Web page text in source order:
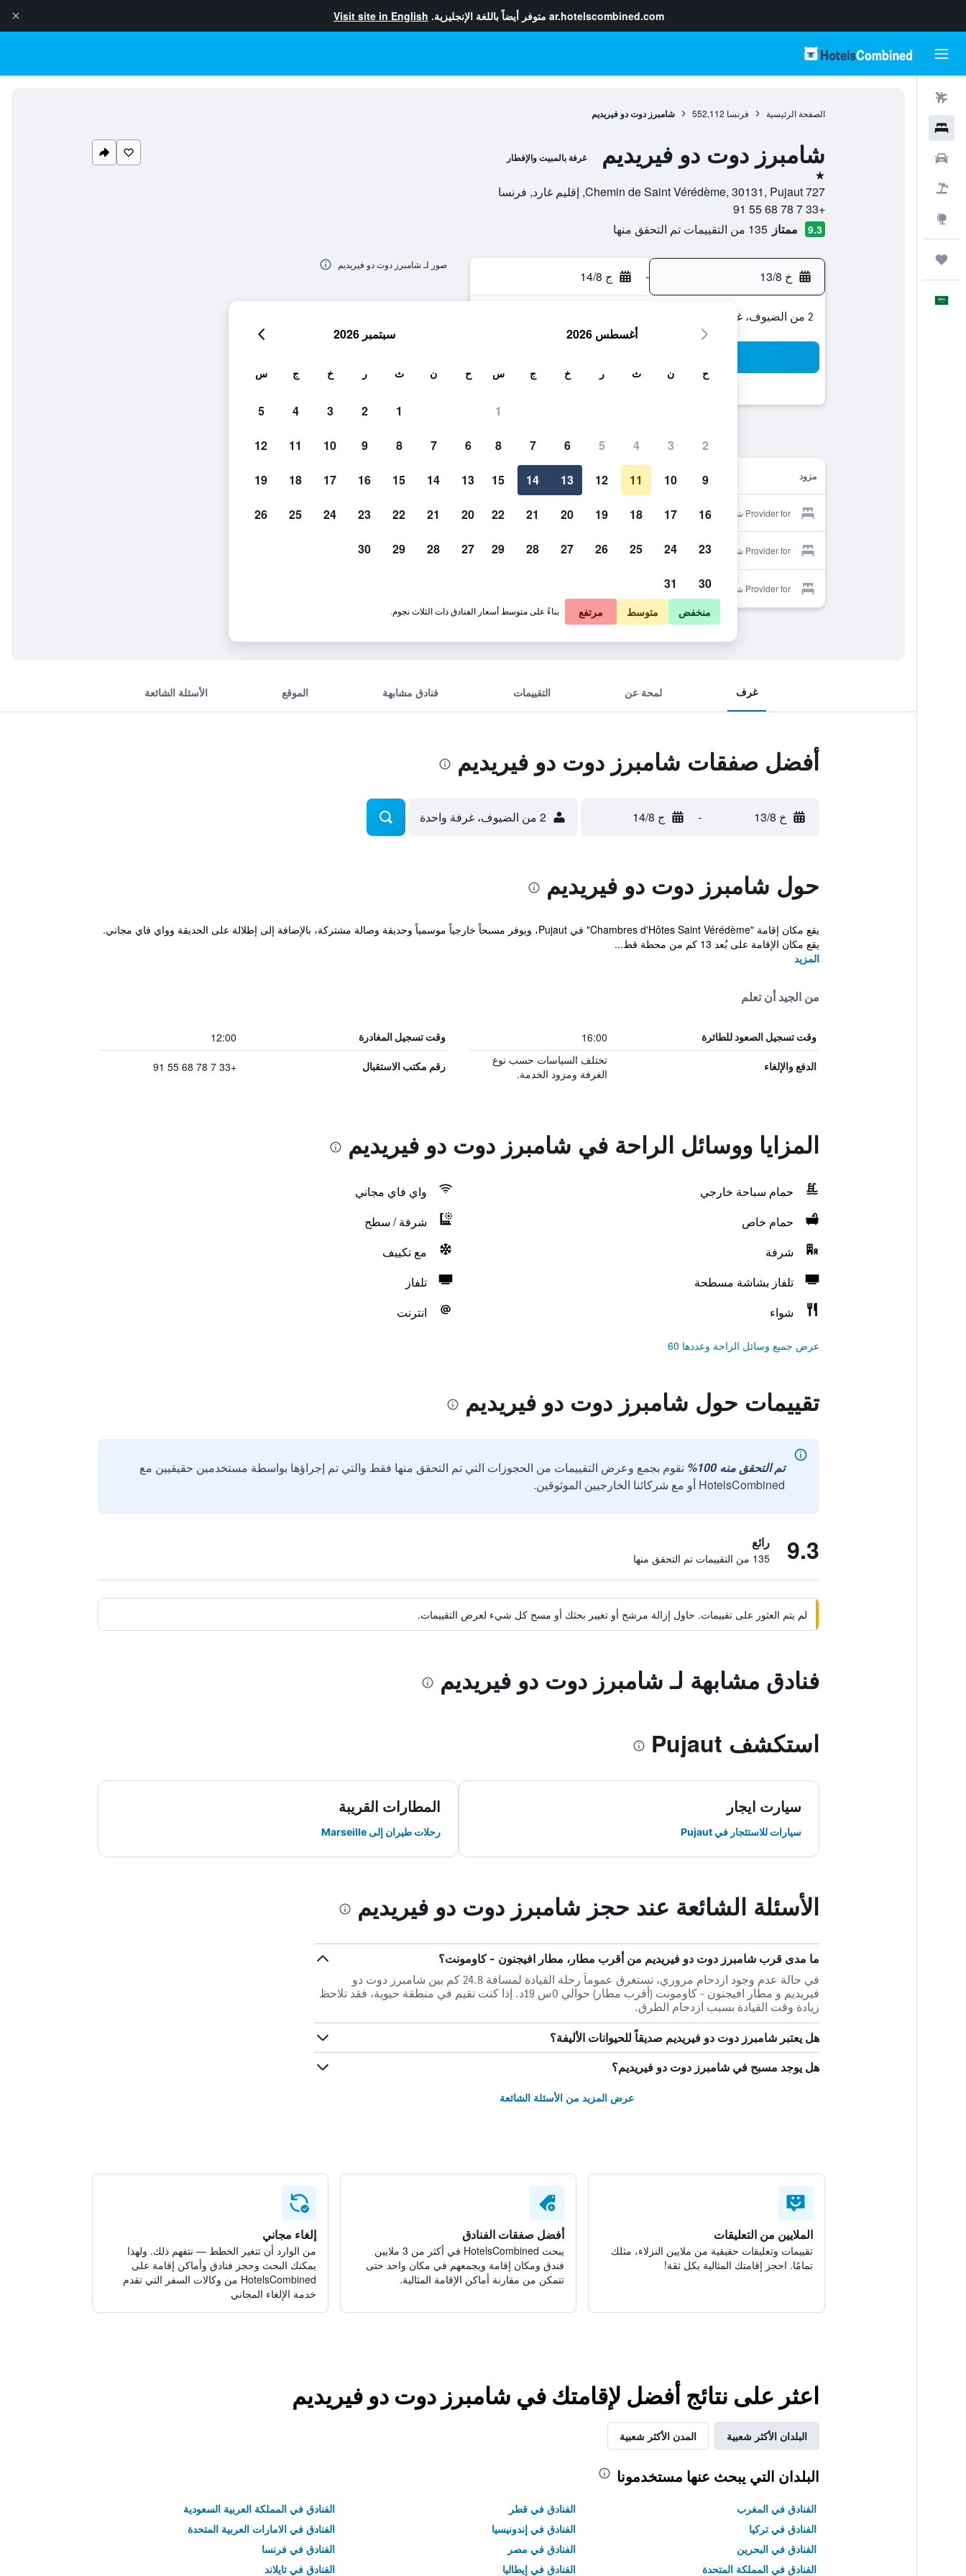
ar.hotelscombined.com متوفر أيضاً باللغة الإنجليزية. Visit site in English
الصفحة الرئيسية فرنسا 552,112 شامبرز دوت دو فيريديم
شامبرز دوت دو فيريديم غرفة بالمبيت والإفطار
نجمة واحدة
727 Chemin de Saint Vérédème, 30131, Pujaut, إقليم غارد, فرنسا
+33 7 78 68 55 91
9.3 ممتاز 135 من التقييمات تم التحقق منها
خ 13/8 - ج 14/8
2 من الضيوف، غرفة واحدة
مزود
Provider for شامبرز دوت دو فيريديم عرض الأسعار
Provider for شامبرز دوت دو فيريديم عرض الأسعار
Provider for شامبرز دوت دو فيريديم
صور لـ شامبرز دوت دو فيريديم
غرف لمحة عن التقييمات فنادق مشابهة الموقع الأسئلة الشائعة
أفضل صفقات شامبرز دوت دو فيريديم
خ 13/8 - ج 14/8 2 من الضيوف، غرفة واحدة
حول شامبرز دوت دو فيريديم
يقع مكان إقامة "Chambres d'Hôtes Saint Vérédème" في Pujaut، ويوفر مسبحاً خارجياً موسمياً وحديقة وصالة مشتركة، بالإضافة إلى إطلالة على الحديقة وواي فاي مجاني.
يقع مكان الإقامة على بُعد 13 كم من محطة قط...
المزيد
من الجيد أن تعلم
وقت تسجيل الصعود للطائرة 16:00 وقت تسجيل المغادرة 12:00
الدفع والإلغاء
تختلف السياسات حسب نوع
الغرفة ومزود الخدمة.
رقم مكتب الاستقبال +33 7 78 68 55 91
المزايا ووسائل الراحة في شامبرز دوت دو فيريديم
حمام سباحة خارجي
واي فاي مجاني
حمام خاص
شرفة / سطح
شرفة
مع تكييف
تلفاز بشاشة مسطحة
تلفاز
شواء
انترنت
عرض جميع وسائل الراحة وعددها 60
تقييمات حول شامبرز دوت دو فيريديم
تم التحقق منه 100%
نقوم بجمع وعرض التقييمات من الحجوزات التي تم التحقق منها فقط والتي تم إجراؤها بواسطة مستخدمين حقيقيين مع
HotelsCombined أو مع شركائنا الخارجيين الموثوقين.
9.3 رائع
135 من التقييمات تم التحقق منها
لم يتم العثور على تقييمات. حاول إزالة مرشح أو تغيير بحثك أو مسح كل شيء لعرض التقييمات.
فنادق مشابهة لـ شامبرز دوت دو فيريديم
استكشف Pujaut
سيارت ايجار
سيارات للاستئجار في Pujaut
المطارات القريبة
رحلات طيران إلى Marseille
الأسئلة الشائعة عند حجز شامبرز دوت دو فيريديم
ما مدى قرب شامبرز دوت دو فيريديم من أقرب مطار، مطار افيجنون - كاومونت؟
في حالة عدم وجود ازدحام مروري، تستغرق عموماً رحلة القيادة لمسافة 24.8 كم بين شامبرز دوت دو
فيريديم و مطار افيجنون - كاومونت (أقرب مطار) حوالي 0س 19د. إذا كنت تقيم في منطقة حيوية، فقد تلاحظ
زيادة وقت القيادة بسبب ازدحام الطرق.
هل يعتبر شامبرز دوت دو فيريديم صديقاً للحيوانات الأليفة؟
هل يوجد مسبح في شامبرز دوت دو فيريديم؟
عرض المزيد من الأسئلة الشائعة
الملايين من التعليقات
تقييمات وتعليقات حقيقية من ملايين النزلاء، مثلك
تمامًا. احجز إقامتك المثالية بكل ثقة!
أفضل صفقات الفنادق
يبحث HotelsCombined في أكثر من 3 ملايين
فندق ومكان إقامة ويجمعهم في مكان واحد حتى
تتمكن من مقارنة أماكن الإقامة المثالية.
إلغاء مجاني
من الوارد أن تتغير الخطط — نتفهم ذلك. ولهذا
يمكنك البحث وحجز فنادق وأماكن إقامة على
HotelsCombined من وكالات السفر التي تقدم
خدمة الإلغاء المجاني
اعثر على نتائج أفضل لإقامتك في شامبرز دوت دو فيريديم
البلدان الأكثر شعبية المدن الأكثر شعبية
البلدان التي يبحث عنها مستخدمونا
الفنادق في المغرب الفنادق في قطر
الفنادق في المملكة العربية السعودية
الفنادق في تركيا
الفنادق في إندونيسيا
الفنادق في الامارات العربية المتحدة
الفنادق في البحرين
الفنادق في مصر
الفنادق في فرنسا
الفنادق في المملكة المتحدة
الفنادق في إيطاليا الفنادق في تايلاند
أغسطس 2026
ح ن ث ر خ ج س
1
2
3
4
5
6
7
8
9
10
11
12
13
14
15
16
17
18
19
20
21
22
23
24
25
26
27
28
29
30
31
سبتمبر 2026
ح ن ث ر خ ج س
1
2
3
4
5
6
7
8
9
10
11
12
13
14
15
16
17
18
19
20
21
22
23
24
25
26
27
28
29
30
منخفض متوسط مرتفع بناءً على متوسط أسعار الفنادق ذات الثلاث نجوم.